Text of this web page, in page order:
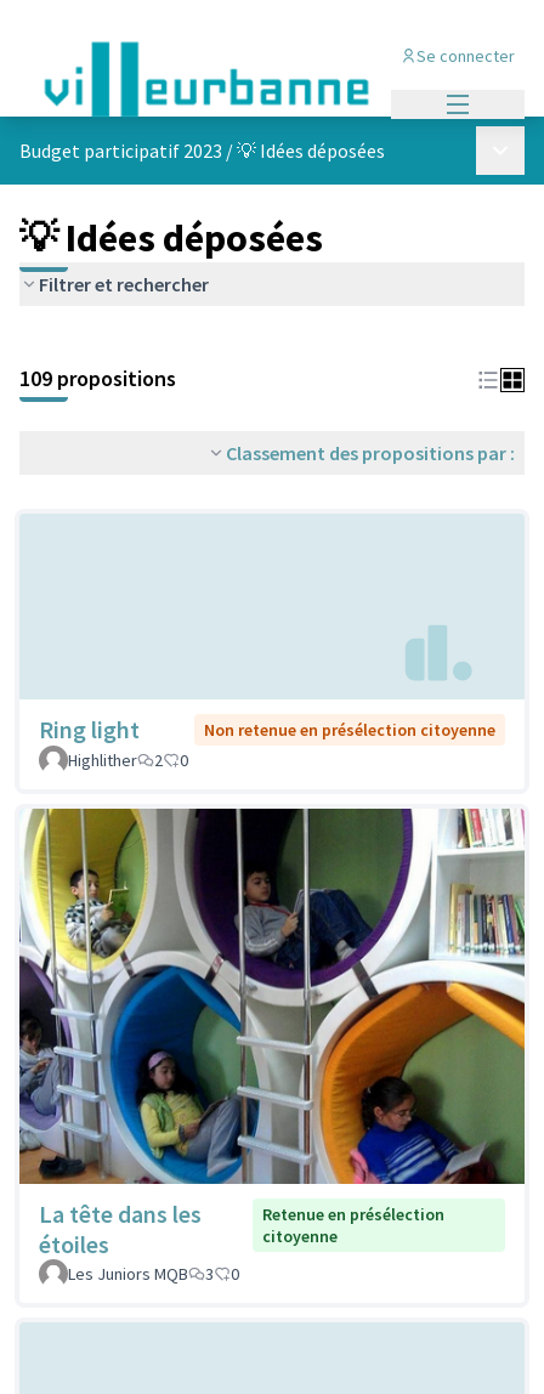
Se connecter
Budget participatif 2023 /💡 Idées déposées
💡 Idées déposées
Filtrer et rechercher
+
−
109 propositions
Classement des propositions par :
Ring light
Non retenue en présélection citoyenne
Highlither
2 0
La tête dans les
étoiles
Retenue en présélection
citoyenne
Les Juniors MQB
3 0